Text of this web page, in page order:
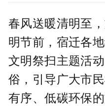
春风送暖清明至
明节前，宿迁各
文明祭扫主题活
俗，引导广大市
有序、低碳环保